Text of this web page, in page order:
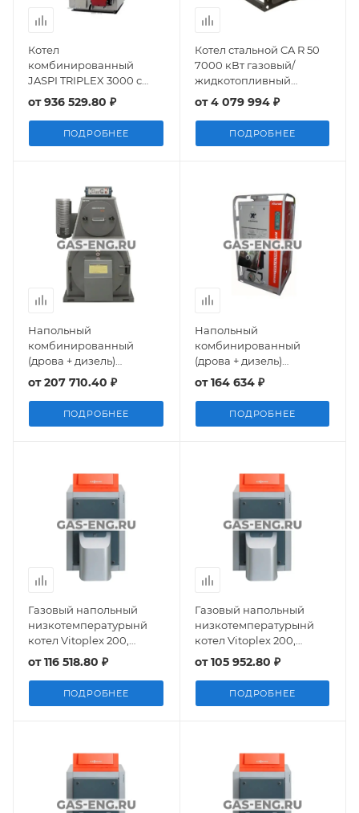
Котел
комбинированный
JASPI TRIPLEX 3000 с
поворотным горением и
колосниками Kaukora
от936 529.80 ₽
ПОДРОБНЕЕ
Котел стальной CA R 50
7000 кВт газовый/
жидкотопливный
наддувный, De Dietrich
от4 079 994 ₽
ПОДРОБНЕЕ
Напольный
комбинированный
(дрова + дизель)
двухконтурный котел
KRH, Kiturami
от207 710.40 ₽
ПОДРОБНЕЕ
Напольный
комбинированный
(дрова + дизель)
двухконтурный котел
KRM, Kiturami
от164 634 ₽
ПОДРОБНЕЕ
Газовый напольный
низкотемпературынй
котел Vitoplex 200,
работающий на газе/
кВт, Viessmann
от116 518.80 ₽
ПОДРОБНЕЕ
Газовый напольный
низкотемпературынй
котел Vitoplex 200,
работающий на газе/
кВт, Viessmann
от105 952.80 ₽
ПОДРОБНЕЕ